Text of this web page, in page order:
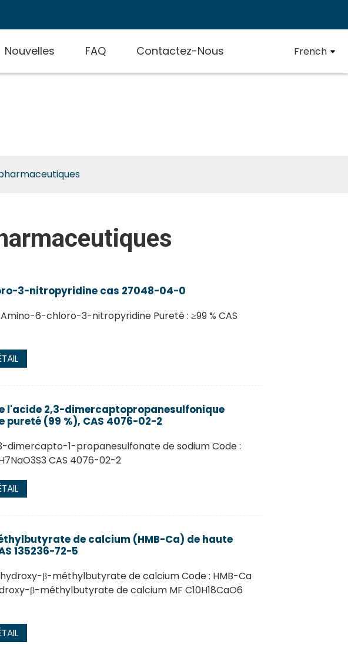
Nouvelles FAQ Contactez-Nous French
3-nitropyridine cas 27048-04-0
6-chloro-3-nitropyridine Pureté : ≥99 % CAS
l'acide 2,3-dimercaptopropanesulfonique
pureté (99 %), CAS 4076-02-2
dimercapto-1-propanesulfonate de sodium Code :
CAS 4076-02-2
de calcium (HMB-Ca) de haute
135236-72-5
β-méthylbutyrate de calcium Code : HMB-Ca
β-méthylbutyrate de calcium MF C10H18CaO6